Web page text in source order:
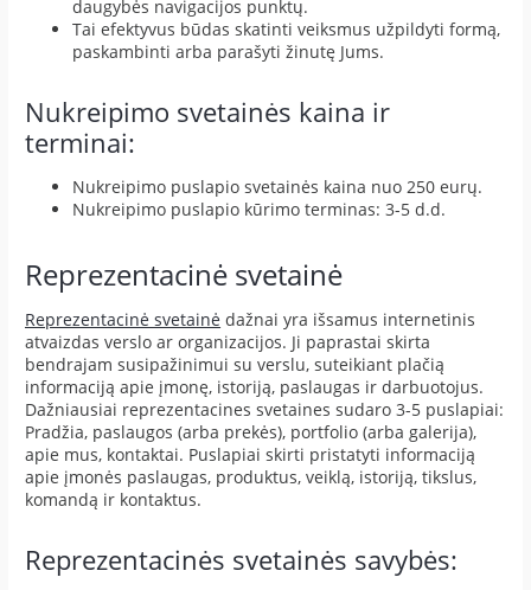
daugybės navigacijos punktų.
Tai efektyvus būdas skatinti veiksmus užpildyti formą,
paskambinti arba parašyti žinutę Jums.
Nukreipimo svetainės kaina ir
terminai:
Nukreipimo puslapio svetainės kaina nuo 250 eurų.
Nukreipimo puslapio kūrimo terminas: 3-5 d.d.
Reprezentacinė svetainė
Reprezentacinė svetainė dažnai yra išsamus internetinis
atvaizdas verslo ar organizacijos. Ji paprastai skirta
bendrajam susipažinimui su verslu, suteikiant plačią
informaciją apie įmonę, istoriją, paslaugas ir darbuotojus.
Dažniausiai reprezentacines svetaines sudaro 3-5 puslapiai:
Pradžia, paslaugos (arba prekės), portfolio (arba galerija),
apie mus, kontaktai. Puslapiai skirti pristatyti informaciją
apie įmonės paslaugas, produktus, veiklą, istoriją, tikslus,
komandą ir kontaktus.
Reprezentacinės svetainės savybės: